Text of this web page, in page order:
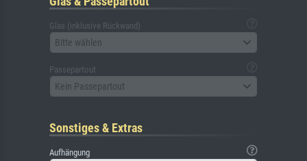
Glas (inklusive Rückwand)
Bitte wählen
Passepartout
Kein Passepartout
Sonstiges & Extras
Aufhängung